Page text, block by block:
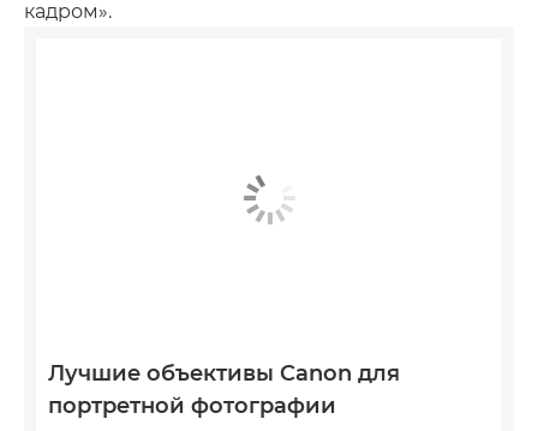
кадром».
Лучшие объективы Canon для
портретной фотографии